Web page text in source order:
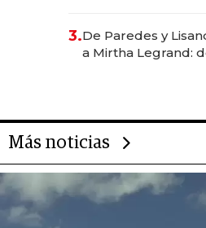
las marcas "fast
3.De Paredes y
a Mirtha Legrand:
Más noticias